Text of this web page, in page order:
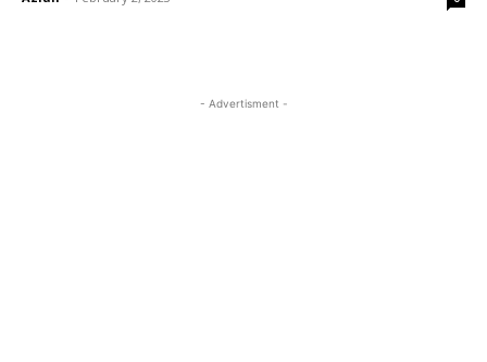
- Advertisment -